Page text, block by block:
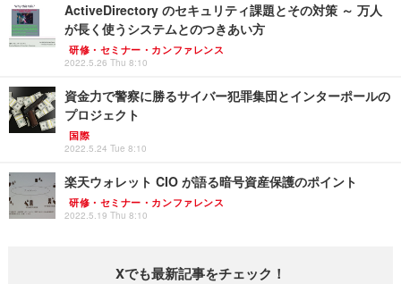
ActiveDirectory のセキュリティ課題とその対策 ～ 万人
が長く使うシステムとのつきあい方
研修・セミナー・カンファレンス
2022.5.26 Thu 8:10
資金力で警察に勝るサイバー犯罪集団とインターポールの
プロジェクト
国際
2022.5.24 Tue 8:10
楽天ウォレット CIO が語る暗号資産保護のポイント
研修・セミナー・カンファレンス
2022.5.19 Thu 8:10
Xでも最新記事をチェック！